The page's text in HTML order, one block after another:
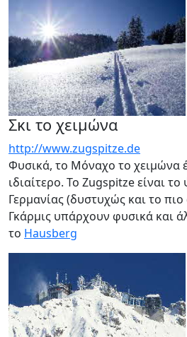
Σκι το χειμώνα
http://www.zugspitze.de
Φυσικά, το Μόναχο το χειμώνα
ιδιαίτερο. Το Zugspitze είναι
Γερμανίας (δυστυχώς και το
Γκάρμις υπάρχουν φυσικά και
το Hausberg